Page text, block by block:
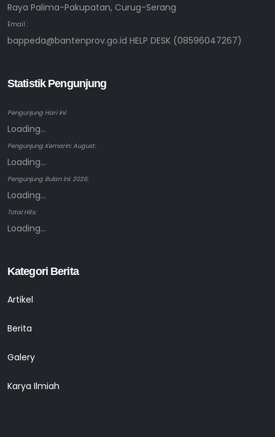
Raya Palima-Pakupatan, Curug-Serang
Email :
bappeda@bantenprov.go.id HELP DESK (08596047267)
Statistik Pengunjung
Pengunjung Hari ini:
Loading...
Pengunjung Kemarin: August:
Loading...
Pengunjung Bulan ini: 2026:
Loading...
Total Hits:
Loading...
Kategori Berita
Artikel
Berita
Galery
Karya Ilmiah